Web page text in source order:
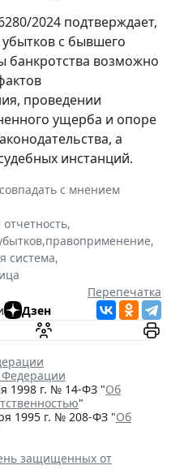
2024 подтверждает,
с бывшего
банкротства возможно
проведении
ущерба и опоре
а
инстанций.
с мнением
отчетность,
,правоприменение,
система,
Перепечатка
Дзен
Федерации
1998 г. № 14-ФЗ "Об
"
1995 г. № 208-ФЗ "Об
защищенных от